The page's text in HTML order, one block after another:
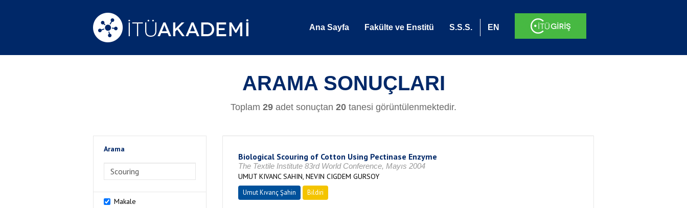
Ana Sayfa Fakülte ve Enstitü S.S.S. EN
ARAMA SONUÇLARI
Toplam 29 adet sonuçtan 20 tanesi görüntülenmektedir.
Arama
Makale
Biological Scouring of Cotton Using Pectinase Enzyme
The Textile Institute 83rd World Conference, Mayıs 2004
UMUT KIVANC SAHIN, NEVIN CIGDEM GURSOY
Umut Kıvanç Şahin Bildiri